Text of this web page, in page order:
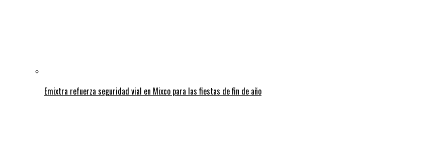
Emixtra refuerza seguridad vial en Mixco para las fiestas de fin de año